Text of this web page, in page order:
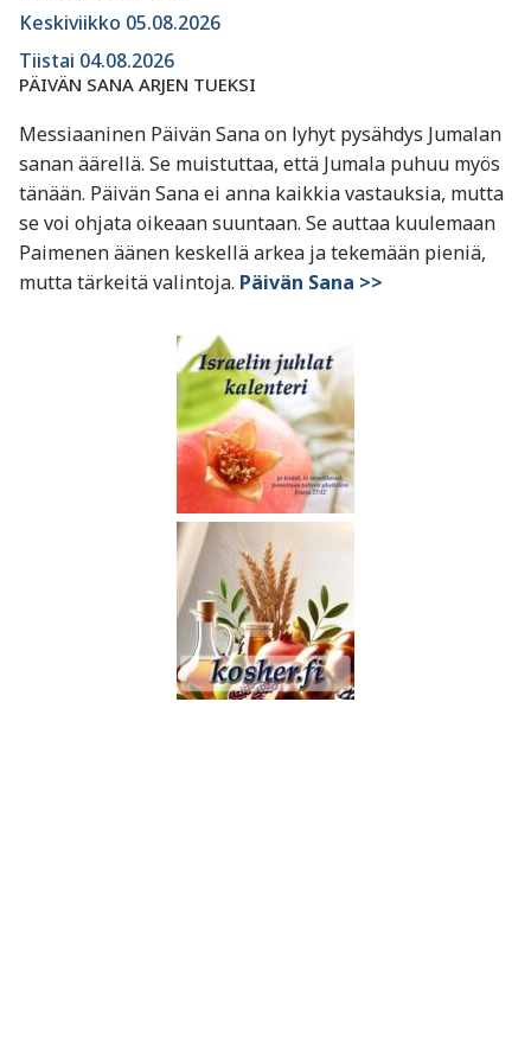
Keskiviikko 05.08.2026
Tiistai 04.08.2026
PÄIVÄN SANA ARJEN TUEKSI
Messiaaninen Päivän Sana on lyhyt pysähdys Jumalan
sanan äärellä. Se muistuttaa, että Jumala puhuu myös
tänään. Päivän Sana ei anna kaikkia vastauksia, mutta
se voi ohjata oikeaan suuntaan. Se auttaa kuulemaan
Paimenen äänen keskellä arkea ja tekemään pieniä,
mutta tärkeitä valintoja. Päivän Sana >>